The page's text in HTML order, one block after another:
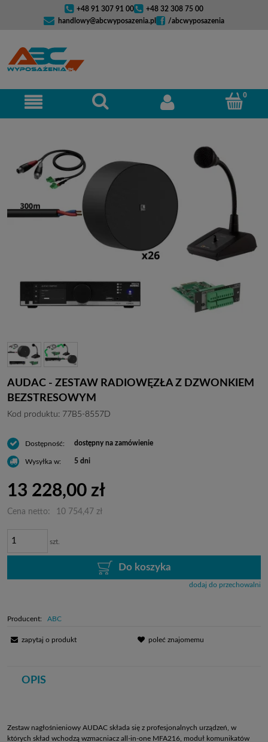
+48 91 307 91 00
+48 32 308 75 00
handlowy@abcwyposazenia.pl
/abcwyposazenia
AUDAC - ZESTAW RADIOWĘZŁA Z DZWONKIEM
BEZSTRESOWYM
Kod produktu: 77B5-8557D
Dostępność: dostępny na zamówienie
Wysyłka w: 5 dni
13 228,00 zł
Cena netto: 10 754,47 zł
szt.
Do koszyka
dodaj do przechowalni
Producent: ABC
zapytaj o produkt poleć znajomemu
OPIS
Zestaw nagłośnieniowy AUDAC składa się z profesjonalnych urządzeń, w
których skład wchodzą wzmacniacz all-in-one MFA216, moduł komunikatów